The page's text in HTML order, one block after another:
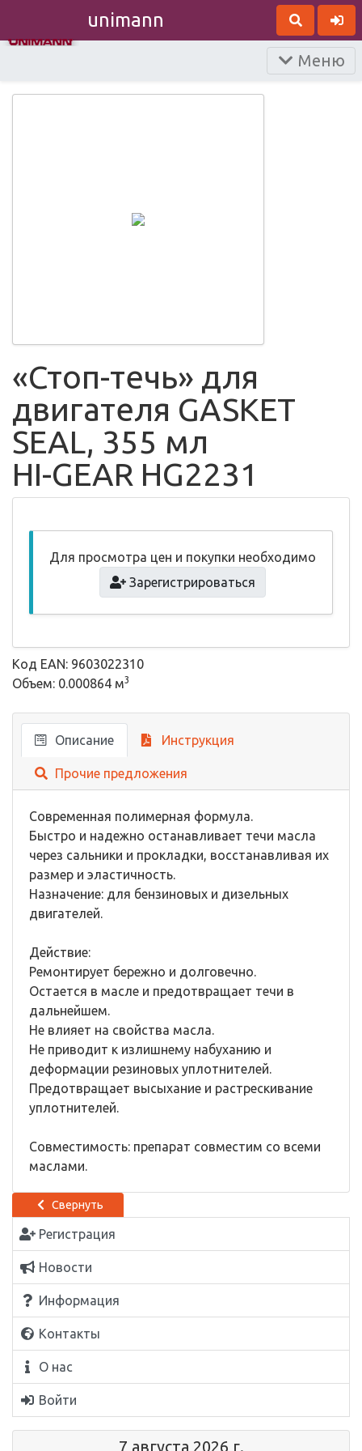
unimann
Меню
Свернуть
Регистрация
Новости
Информация
Контакты
О нас
Войти
7 августа 2026 г.
«Стоп-течь» для
двигателя GASKET
SEAL, 355 мл
HI-GEAR HG2231
Для просмотра цен и покупки необходимо
Зарегистрироваться
Код EAN: 9603022310
Объем: 0.000864 м3
Описание Инструкция
Прочие предложения
Современная полимерная формула.
Быстро и надежно останавливает течи масла
через сальники и прокладки, восстанавливая их
размер и эластичность.
Назначение: для бензиновых и дизельных
двигателей.
Действие:
Ремонтирует бережно и долговечно.
Остается в масле и предотвращает течи в
дальнейшем.
Не влияет на свойства масла.
Не приводит к излишнему набуханию и
деформации резиновых уплотнителей.
Предотвращает высыхание и растрескивание
уплотнителей.
Совместимость: препарат совместим со всеми
маслами.